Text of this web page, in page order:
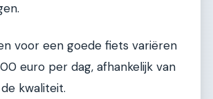
voor een goede fiets variëren
euro per dag, afhankelijk van
kwaliteit.